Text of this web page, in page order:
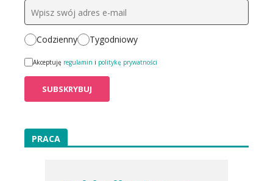
Codzienny Tygodniowy
Akceptuję regulamin i politykę prywatności
PRACA